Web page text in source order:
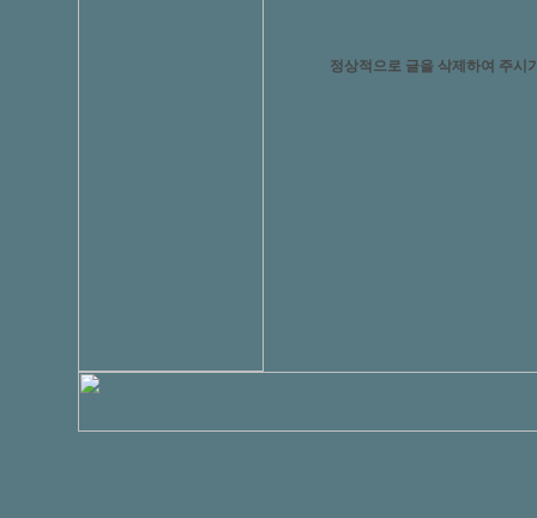
정상적으로 글을 삭제하여 주시